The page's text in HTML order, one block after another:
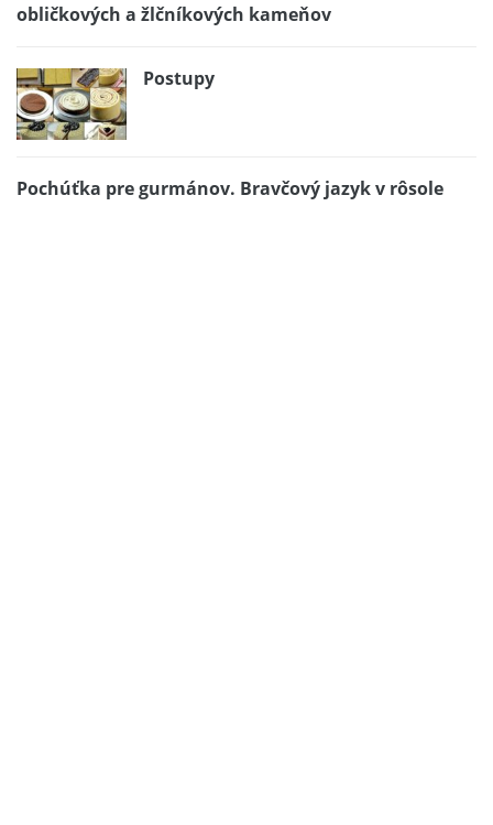
obličkových a žlčníkových kameňov
Postupy
Pochúťka pre gurmánov. Bravčový jazyk v rôsole